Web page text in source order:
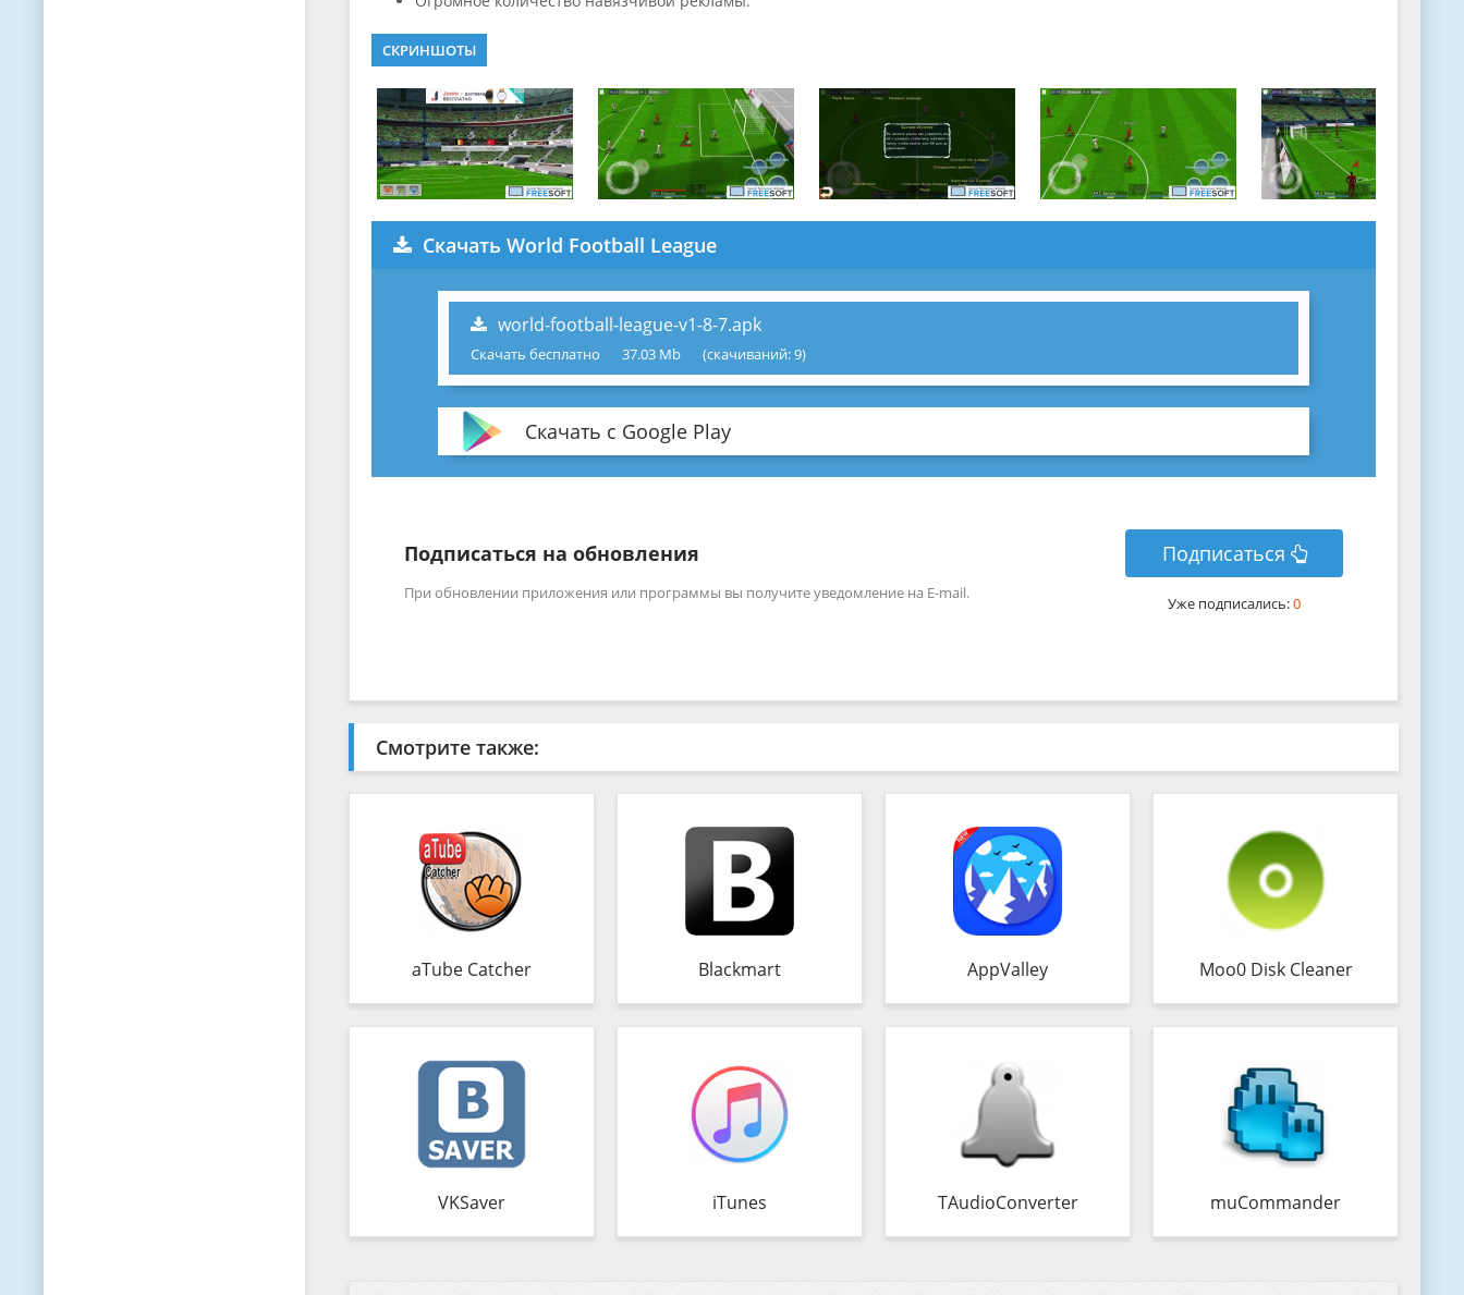
СКРИНШОТЫ
Скачать World Football League
world-football-league-v1-8-7.apk
Скачать бесплатно 37.03 Mb (cкачиваний: 9)
Скачать с Google Play
Подписаться на обновления
При обновлении приложения или программы вы получите уведомление на E-mail.
Подписаться
Уже подписались:0
Смотрите также:
aTube Catcher Blackmart AppValley Moo0 Disk Cleaner
VKSaver iTunes TAudioConverter muCommander